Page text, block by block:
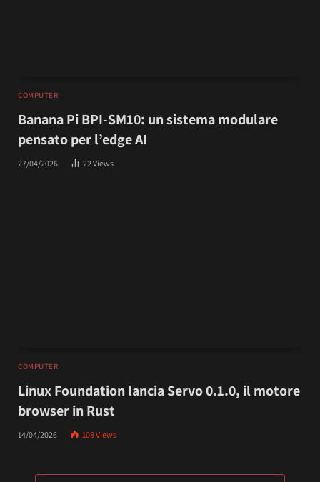
COMPUTER
Banana Pi BPI-SM10: un sistema modulare
pensato per l’edge AI
27/04/2026 22Views
COMPUTER
Linux Foundation lancia Servo 0.1.0, il motore
browser in Rust
14/04/2026 108Views